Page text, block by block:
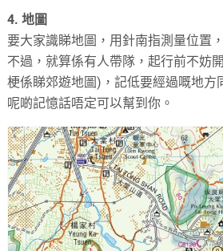
4. 地圖
要大家識睇地圖，用針南指測量位置
不過，就算係有人帶隊，起行前不妨
梗係睇郊遊地圖)，記低要經過嘅地方
呢啲記憶話唔定可以幫到你。